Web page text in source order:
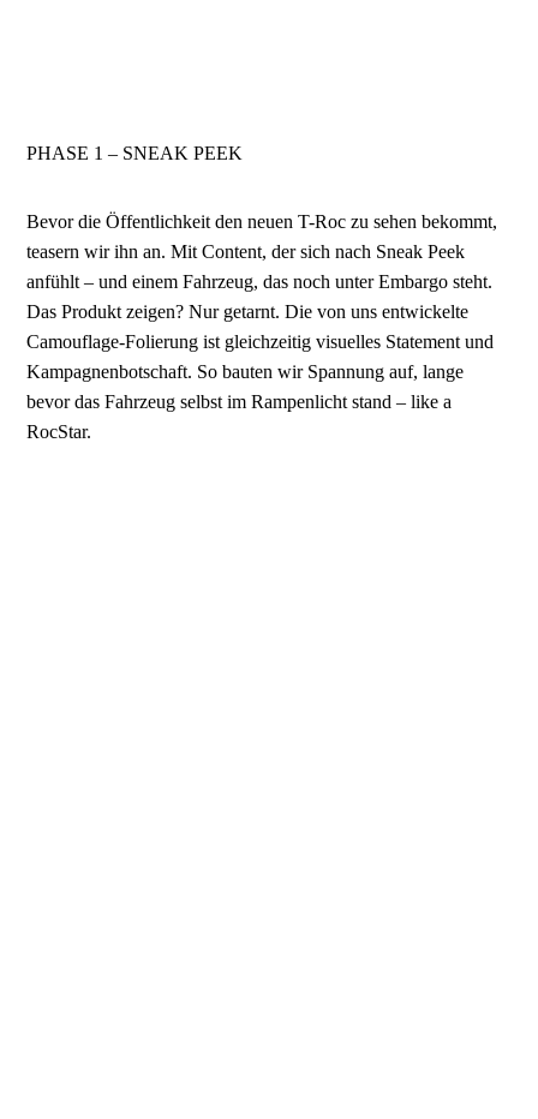
PHASE 1 – SNEAK PEEK
Bevor die Öffentlichkeit den neuen T-Roc zu sehen bekommt,
teasern wir ihn an. Mit Content, der sich nach Sneak Peek
anfühlt – und einem Fahrzeug, das noch unter Embargo steht.
Das Produkt zeigen? Nur getarnt. Die von uns entwickelte
Camouflage-Folierung ist gleichzeitig visuelles Statement und
Kampagnenbotschaft. So bauten wir Spannung auf, lange
bevor das Fahrzeug selbst im Rampenlicht stand – like a
RocStar.